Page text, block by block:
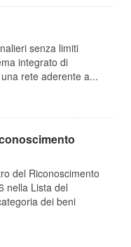
senza limiti
integrato di
rete aderente a...
del Riconoscimento
nella Lista del
dei beni